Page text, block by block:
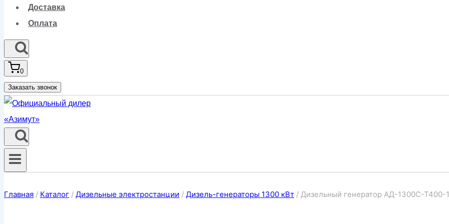
Доставка
Оплата
0
Заказать звонок
Главная / Каталог / Дизельные электростанции / Дизель-генераторы 1300 кВт / Дизельный генератор АД-1300С-Т400-